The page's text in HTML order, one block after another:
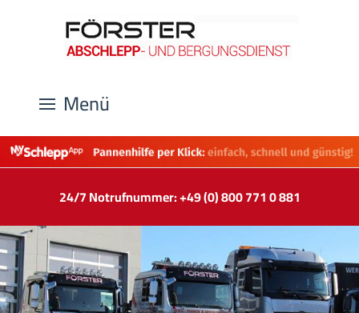
Menü
24/7 Notrufnummer: +49 (0) 800 771 0 881